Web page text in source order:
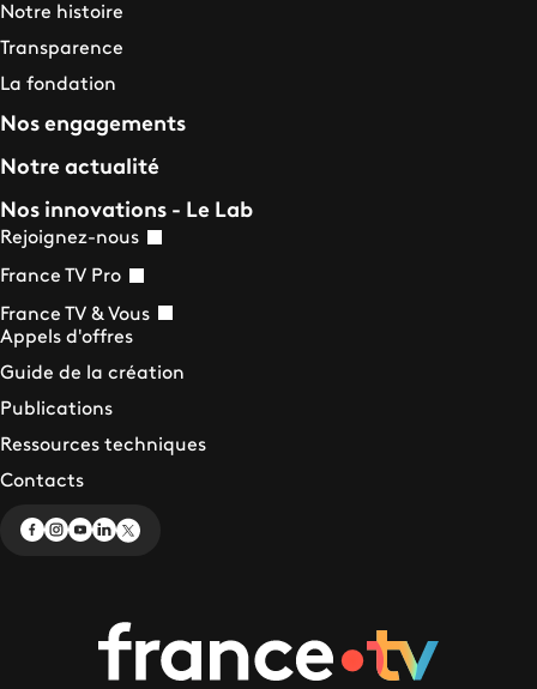
Notre histoire
Transparence
La fondation
Nos engagements
Notre actualité
Nos innovations - Le Lab
Rejoignez-nous
France TV Pro
France TV & Vous
Appels d'offres
Guide de la création
Publications
Ressources techniques
Contacts